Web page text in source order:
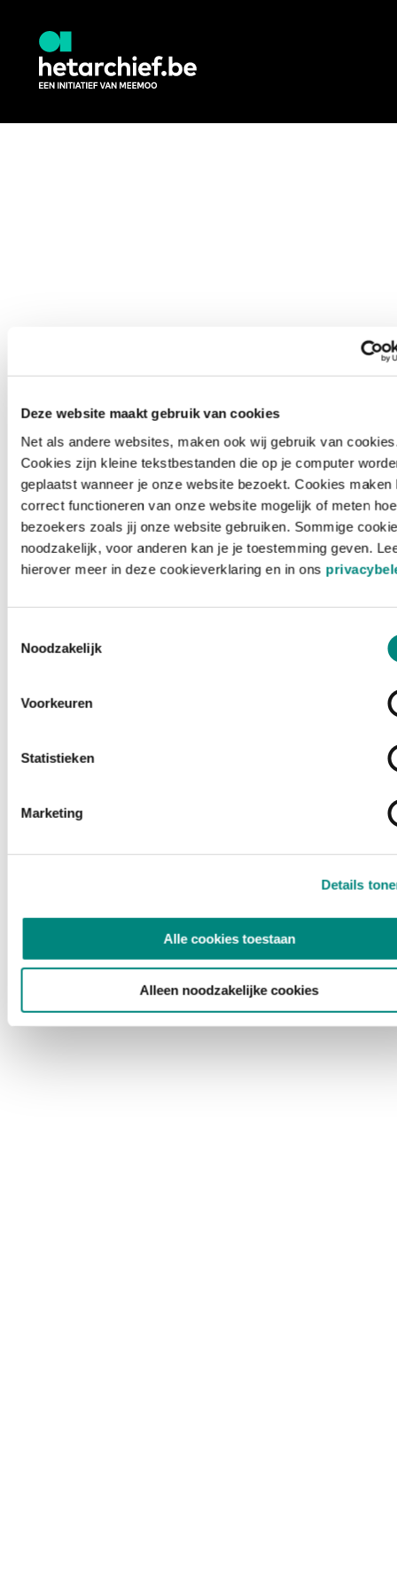
Deze website maakt gebruik van cookies
Net als andere websites, maken ook wij gebruik van
Cookies zijn kleine tekstbestanden die op je computer
geplaatst wanneer je onze website bezoekt. Cookies maken
correct functioneren van onze website mogelijk of meten hoe
bezoekers zoals jij onze website gebruiken. Sommige
noodzakelijk, voor anderen kan je je toestemming geven.
hierover meer in deze cookieverklaring en in ons
Noodzakelijk
Voorkeuren
Statistieken
Marketing
Details
Alle cookies toestaan
Alleen noodzakelijke cookies